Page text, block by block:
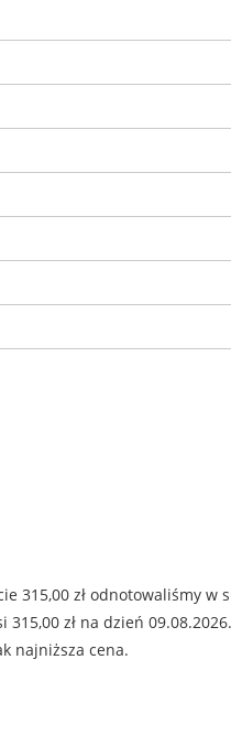
315,00 zł odnotowaliśmy w
zł na dzień 09.08.2026.
najniższa cena.